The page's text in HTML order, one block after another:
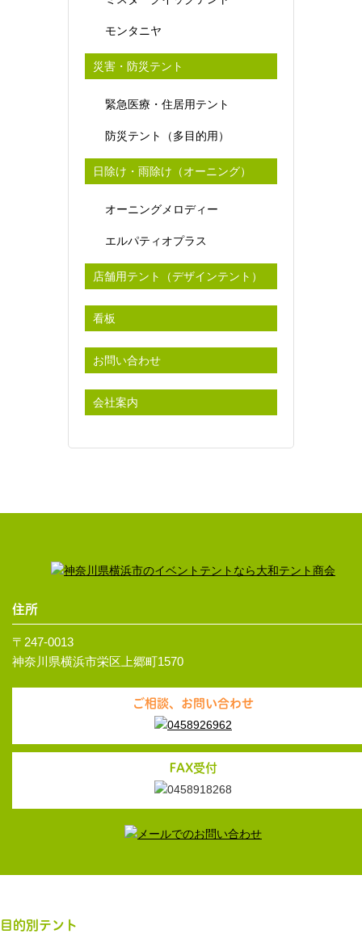
モンタニヤ
災害・防災テント
緊急医療・住居用テント
防災テント（多目的用）
日除け・雨除け（オーニング）
オーニングメロディー
エルパティオプラス
店舗用テント（デザインテント）
看板
お問い合わせ
会社案内
住所
〒247-0013
神奈川県横浜市栄区上郷町1570
ご相談、お問い合わせ
FAX受付
目的別テント